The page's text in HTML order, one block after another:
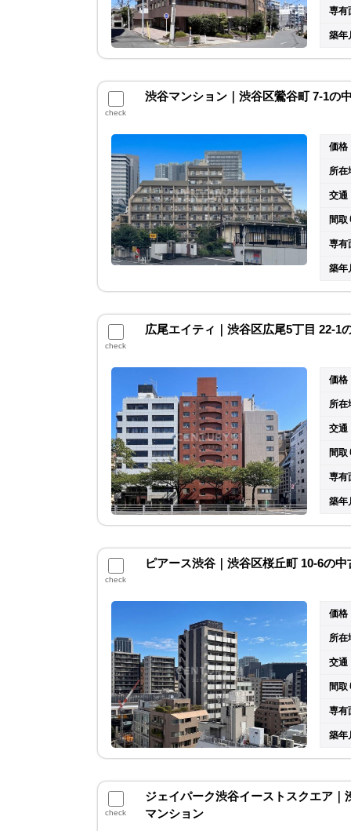
専有
築年
check
渋谷マンション｜渋谷区鶯谷町 7-1の
価格
所在
交通
間取
専有
築年
check
広尾エイティ｜渋谷区広尾5丁目 22-1
価格
所在
交通
間取
専有
築年
check
ピアース渋谷｜渋谷区桜丘町 10-6の
価格
所在
交通
間取
専有
築年
check
ジェイパーク渋谷イーストスクエア｜
マンション